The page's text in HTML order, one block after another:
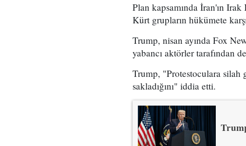
Plan kapsamında İran'ın Irak
Kürt grupların hükümete
Trump, nisan ayında Fox
yabancı aktörler tarafından
Trump, "Protestoculara silah
sakladığını" iddia etti.